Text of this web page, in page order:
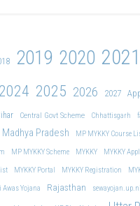
2019 2020 2021
2024 2025 2026 2027
Central Govt Scheme Chhattisgarh
Madhya Pradesh
MP MYKKY Course
MP MYKKY Scheme MYKKY
MYKKY
MYKKY Portal MYKKY Registration
Yojana
Rajasthan